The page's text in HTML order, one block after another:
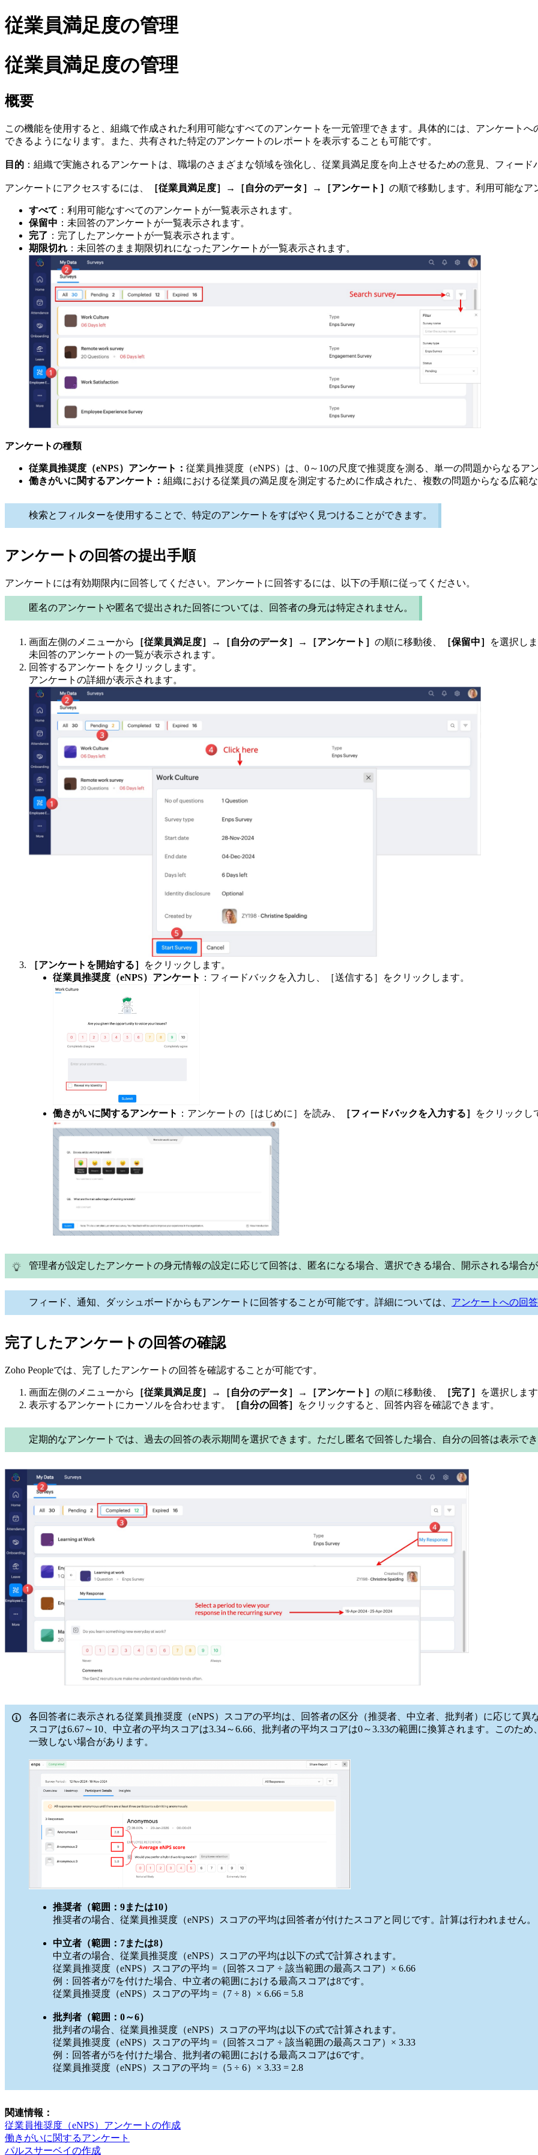
従業員満足度の管理
従業員満足度の管理
概要
この機能を使用すると、組織で作成された利用可能なすべてのアンケートを一元管理できます。具体的には、アンケート
できるようになります。また、共有された特定のアンケートのレポートを表示することも可能です。
目的 ：組織で実施されるアンケートは、職場のさまざまな領域を強化し、従業員満足度を向上させるための意見、フィー
アンケートにアクセスするには、 ［従業員満足度］→［自分のデータ］→［アンケート］ の順で移動します。利用可能な
すべて ：利用可能なすべてのアンケートが一覧表示されます。
保留中 ：未回答のアンケートが一覧表示されます。
完了 ：完了したアンケートが一覧表示されます。
期限切れ ：未回答のまま期限切れになったアンケートが一覧表示されます。
アンケートの種類
従業員推奨度（eNPS）アンケート： 従業員推奨度（eNPS）は、0～10の尺度で推奨度を測る、単一の問題からなるア
働きがいに関するアンケート： 組織における従業員の満足度を測定するために作成された、複数の問題からなる広範
検索とフィルターを使用することで、特定のアンケートをすばやく見つけることができます。
アンケートの回答の提出手順
アンケートには有効期限内に回答してください。アンケートに回答するには、以下の手順に従ってください。
匿名のアンケートや匿名で提出された回答については、回答者の身元は特定されません。
画面左側のメニューから ［従業員満足度］→［自分のデータ］→［アンケート］ の順に移動後、 ［保留中］
を選択し
未回答のアンケートの一覧が表示されます。
回答するアンケートをクリックします。
アンケートの詳細が表示されます。
［アンケートを開始する］
をクリックします。
従業員推奨度（eNPS）アンケート ：フィードバックを入力し、［送信する］をクリックします。
働きがいに関するアンケート ：アンケートの［はじめに］を読み、 ［フィードバックを入力する］ をクリックし
管理者が設定したアンケートの身元情報の設定に応じて回答は、匿名になる場合、選択できる場合、開示される場合
フィード、通知、ダッシュボードからもアンケートに回答することが可能です。詳細については、 アンケートへの回答
完了したアンケートの回答の確認
Zoho Peopleでは、完了したアンケートの回答を確認することが可能です。
画面左側のメニューから ［従業員満足度］→［自分のデータ］→［アンケート］ の順に移動後、 ［完了］
を選択しま
表示するアンケートにカーソルを合わせます。
［自分の回答］ をクリックすると、回答内容を確認できます。
定期的なアンケートでは、過去の回答の表示期間を選択できます。ただし匿名で回答した場合、自分の回答は表示で
各回答者に表示される従業員推奨度（eNPS）スコアの平均は、回答者の区分（推奨者、中立者、批判者）に応じて
スコアは6.67～10、中立者の平均スコアは3.34～6.66、批判者の平均スコアは0～3.33の範囲に換算されます。このた
一致しない場合があります。
推奨者（範囲：9または10）
推奨者の場合、従業員推奨度（eNPS）スコアの平均は回答者が付けたスコアと同じです。計算は行われません。
中立者（範囲：7または8）
中立者の場合、従業員推奨度（eNPS）スコアの平均は以下の式で計算されます。
従業員推奨度（eNPS）スコアの平均 =（回答スコア ÷ 該当範囲の最高スコア）× 6.66
例：回答者が7を付けた場合、中立者の範囲における最高スコアは8です。
従業員推奨度（eNPS）スコアの平均 =（7 ÷ 8）× 6.66 = 5.8
批判者（範囲：0～6）
批判者の場合、従業員推奨度（eNPS）スコアの平均は以下の式で計算されます。
従業員推奨度（eNPS）スコアの平均 =（回答スコア ÷ 該当範囲の最高スコア）× 3.33
例：回答者が5を付けた場合、批判者の範囲における最高スコアは6です。
従業員推奨度（eNPS）スコアの平均 =（5 ÷ 6）× 3.33 = 2.8
関連情報：
従業員推奨度（eNPS）アンケートの作成
働きがいに関するアンケート
パルスサーベイの作成